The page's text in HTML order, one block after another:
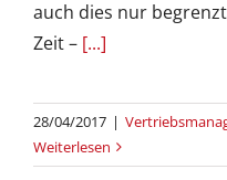
auch dies nur
Zeit – [...]
28/04/2017 |
Weiterlesen